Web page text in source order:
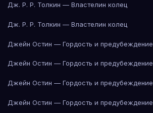
Дж. Р. Р. Толкин — Властелин колец
Дж. Р. Р. Толкин — Властелин колец
Джейн Остин — Гордость и предубеждение
Джейн Остин — Гордость и предубеждение
Джейн Остин — Гордость и предубеждение
Джейн Остин — Гордость и предубеждение